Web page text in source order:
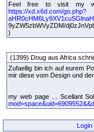
Feel free to visit my
https://xd.x6d.com/go.php?
9yZW5zbWVyZDM/
)
(1399) Doug aus Africa
Zufaellig bin ich auf eurem
mir diese vom Design und
my web page ... Scellant
Login